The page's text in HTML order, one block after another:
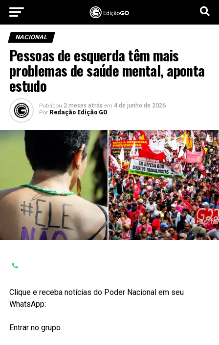
NACIONAL
Pessoas de esquerda têm mais
problemas de saúde mental, aponta
estudo
Publicou 2 meses atrás em 4 de junho de 2026
Por Redação Edição GO
Clique e receba notícias do Poder Nacional em seu
WhatsApp:
Entrar no grupo